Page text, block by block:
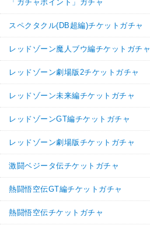
「ガチャポイント」ガチャ
スペクタクル(DB超編)チケットガチャ
レッドゾーン魔人ブウ編チケットガチャ
レッドゾーン劇場版2チケットガチャ
レッドゾーン未来編チケットガチャ
レッドゾーンGT編チケットガチャ
レッドゾーン劇場版チケットガチャ
激闘ベジータ伝チケットガチャ
熱闘悟空伝GT編チケットガチャ
熱闘悟空伝チケットガチャ